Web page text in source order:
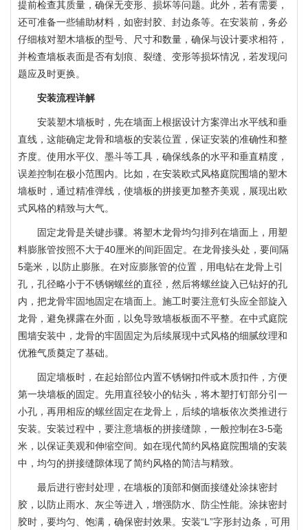
提前检查其质量，确保无变形、损坏等问题。此外，若有需要，
还可准备一些辅助材料，如密封胶、封边条等。在安装前，务必
仔细核对塑木墙板的型号、尺寸和数量，确保与设计要求相符，
并检查墙板表面是否有划痕、裂缝、变形等损坏情况，若发现问
题应及时更换。
安装流程详解
安装塑木墙板时，先在墙面上根据设计方案弹出水平线和垂
直线，这能确定龙骨和墙板的安装位置，保证安装的准确性和整
齐度。使用水平仪、墨斗等工具，确保线条的水平和垂直精度，
误差控制在极小范围内。比如，在安装欧式风格庭院围墙的塑木
墙板时，通过精准弹线，使墙板的拼接更加整齐美观，展现出欧
式风格的精致与大气。
固定龙骨是关键步骤。将塑木龙骨均匀排列在墙面上，用塑
料膨胀管按照不大于40厘米的间距固定。在龙骨接头处，要间隔
5毫米，以防止膨胀。在对应膨胀管的位置，用电钻在龙骨上引
孔，孔径略小于不锈钢螺丝的直径，然后将螺丝旋入已钻好的孔
内，把龙骨牢固地固定在墙面上。施工时要注意钉头应全部旋入
龙骨，避免裸露在外面，以免导致墙板板面不平整。在中式庭院
围墙安装中，龙骨的牢固固定为后续展现中式风格的细腻纹理和
优雅气质奠定了基础。
固定墙板时，在起始部位内置不锈钢扣件或木质扣件，方便
第一块墙板的固定。先用直径较小的钻头，将木塑打钉部分引一
小孔，再用相应的螺丝固定在龙骨上，后续的墙板依次类推进行
安装。安装过程中，要注意墙板的拼接缝隙，一般控制在3-5毫
米，以保证美观和伸缩空间。如在现代简约风格庭院围墙的安装
中，均匀的拼接缝隙体现了简约风格的简洁与精致。
最后进行密封处理，在墙板的顶部和侧面接缝处涂抹密封
胶，以防止雨水、灰尘等进入，增强防水、防尘性能。涂抹密封
胶时，要均匀、饱满，确保密封效果。安装“L”字形封边条，可用